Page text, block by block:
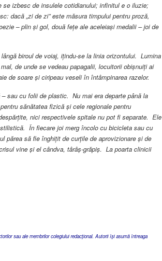
izbesc de insulele cotidianului; infinitul e o iluzie;
dacă „zi de zi” este măsura timpului pentru proză,
– plin și gol, două fețe ale aceleiași medalii – joi de
biroul de voiaj, ițindu-se la linia orizontului. Lumina
de unde se vedeau papagalii, locuitorii obișnuiți ai
de soare și ciripeau veseli în întâmpinarea razelor.
sau cu folii de plastic. Nu mai era departe până la
sănătatea fizică și cele regionale pentru
nici respectivele spitale nu pot fi separate. Ele
În fiecare joi merg încolo cu bicicleta sau cu
părea să fie înghițit de curțile de aprovizionare și de
vine și el cândva, târâș-grăpiș. La poarta clinicii
sau ale membrilor colegiului redacţional. Autorii îşi asumă întreaga